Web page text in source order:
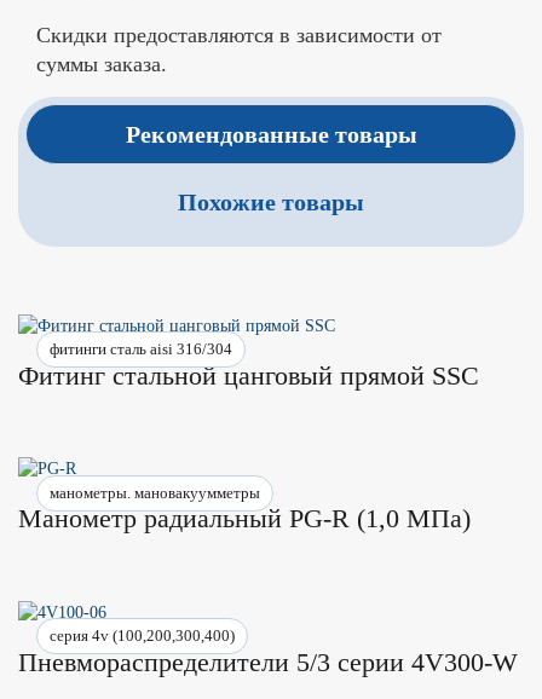
Скидки предоставляются в зависимости от
суммы заказа.
Рекомендованные товары
Похожие товары
фитинги сталь aisi 316/304
Фитинг стальной цанговый прямой SSC
манометры. мановакуумметры
Манометр радиальный PG-R (1,0 MПa)
серия 4v (100,200,300,400)
Пневмораспределители 5/3 серии 4V300-W